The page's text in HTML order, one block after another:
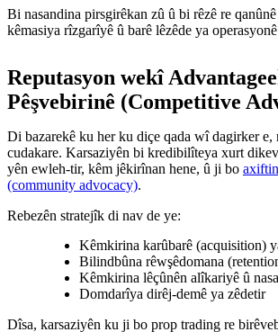
Bi nasandina pirsgirêkan zû û bi rêzê re
kêmasiya rîzgarîyê û barê lêzêde ya
Reputasyon wekî
Pêşvebirinê (Competitive
Di bazarekê ku her ku diçe qada wî dagirker e,
cudakare. Karsaziyên bi kredibilîteya xurt
yên ewleh-tir, kêm jêkirînan hene, û ji bo
(community advocacy).
Rebezên stratejîk di nav de ye:
Kêmkirina karûbarê (acquisition)
Bilindbûna rêwşêdomana
Kêmkirina lêçûnên alîkariyê û
Domdarîya dirêj-demê ya zêdetir
Dîsa, karsaziyên ku ji bo prop trading re